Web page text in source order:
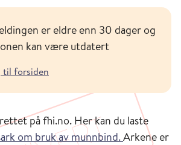
er eldre enn 30 dager og
kan være utdatert
til forsiden
på fhi.no. Her kan du laste
om bruk av munnbind.Arkene er